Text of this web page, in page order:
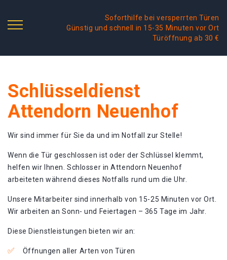
Soforthilfe bei versperrten Türen
Günstig und schnell in 15-35 Minuten vor Ort
Türöffnung ab 30 €
Schlüsseldienst
Attendorn Neuenhof
Wir sind immer für Sie da und im Notfall zur Stelle!
Wenn die Tür geschlossen ist oder der Schlüssel klemmt,
helfen wir Ihnen. Schlosser in Attendorn Neuenhof
arbeiteten während dieses Notfalls rund um die Uhr.
Unsere Mitarbeiter sind innerhalb von 15-25 Minuten vor Ort.
Wir arbeiten an Sonn- und Feiertagen – 365 Tage im Jahr.
Diese Dienstleistungen bieten wir an:
Öffnungen aller Arten von Türen